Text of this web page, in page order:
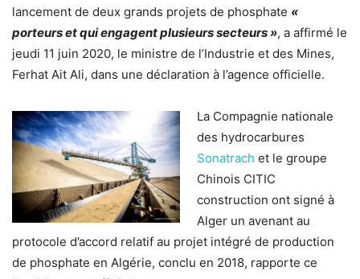
lancement de deux grands projets de phosphate «
porteurs et qui engagent plusieurs secteurs », a affirmé le
jeudi 11 juin 2020, le ministre de l’Industrie et des Mines,
Ferhat Ait Ali, dans une déclaration à l’agence officielle.
La Compagnie nationale
des hydrocarbures
Sonatrach et le groupe
Chinois CITIC
construction ont signé à
Alger un avenant au
protocole d’accord relatif au projet intégré de production
de phosphate en Algérie, conclu en 2018, rapporte ce